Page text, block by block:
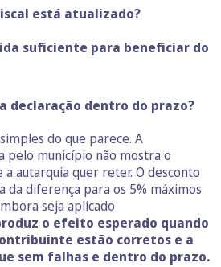
está atualizado?
suficiente para beneficiar do
declaração dentro do prazo?
do que parece. A
pelo município não mostra o
autarquia quer reter. O desconto
da diferença para os 5% máximos
seja aplicado
o efeito esperado quando
estão corretos e a
sem falhas e dentro do prazo.